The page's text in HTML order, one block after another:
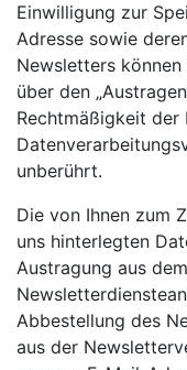
Einwilligung zur
Adresse sowie
Newsletters
über den
Rechtmäßigkeit
unberührt.
Die von Ihnen zum
uns hinterlegten
Austragung aus
Abbestellung des
aus der